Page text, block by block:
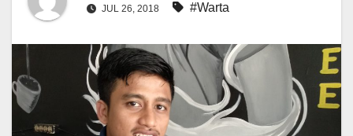
JUL 26, 2018 #Warta